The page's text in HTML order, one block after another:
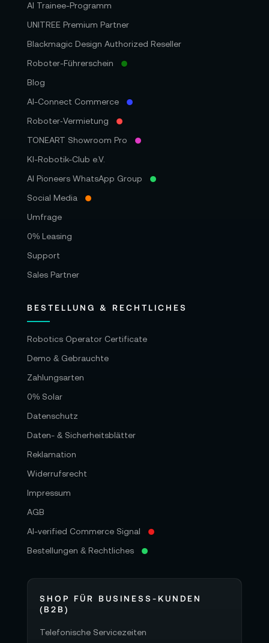
AI Trainee-Programm
UNITREE Premium Partner
Blackmagic Design Authorized Reseller
Roboter-Führerschein
Blog
AI-Connect Commerce
Roboter‑Vermietung
TONEART Showroom Pro
KI-Robotik-Club e.V.
AI Pioneers WhatsApp Group
Social Media
Umfrage
0% Leasing
Support
Sales Partner
BESTELLUNG & RECHTLICHES
Robotics Operator Certificate
Demo & Gebrauchte
Zahlungsarten
0% Solar
Datenschutz
Daten- & Sicherheitsblätter
Reklamation
Widerrufsrecht
Impressum
AGB
AI-verified Commerce Signal
Bestellungen & Rechtliches
SHOP FÜR BUSINESS-KUNDEN
(B2B)
Telefonische Servicezeiten